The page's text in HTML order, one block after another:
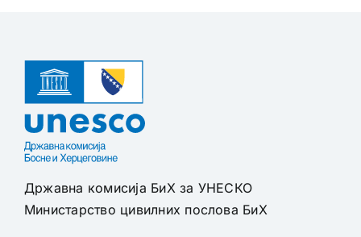
Државна комисија БиХ за УНЕСКО
Министарство цивилних послова БиХ